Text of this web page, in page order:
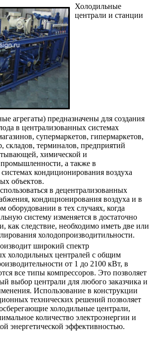
Холодильные
централи и станции
агрегаты) предназначены для создания
в централизованных системах
супермаркетов, гипермаркетов,
складов, терминалов, предприятий
химической и
а также в
кондиционирования воздуха
объектов.
в децентрализованных
кондиционирования воздуха и в
оборудовании в тех случаях, когда
систему изменяется в достаточно
как следствие, необходимо иметь две или
холодопроизводитильности.
широкий спектр
холодильных централей с общим
от 1 до 2100 кВт, в
все типы компрессоров. Это позволяет
выбор централи для любого заказчика и
Использование в конструкции
технических решений позволяет
холодильные централи,
количество электроэнергии и
энергетической эффективностью.